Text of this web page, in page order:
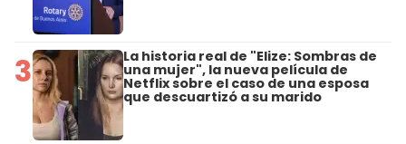
3 La historia real de "Elize: Sombras de
una mujer", la nueva película de
Netflix sobre el caso de una esposa
que descuartizó a su marido